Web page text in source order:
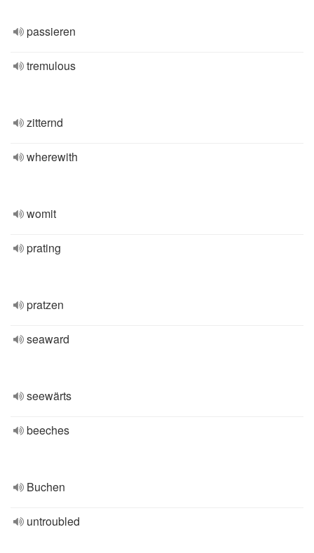
passieren
tremulous
zitternd
wherewith
womit
prating
pratzen
seaward
seewärts
beeches
Buchen
untroubled